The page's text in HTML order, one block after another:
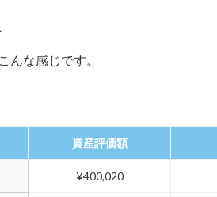
んな感じです。
資産評価額
¥400,020